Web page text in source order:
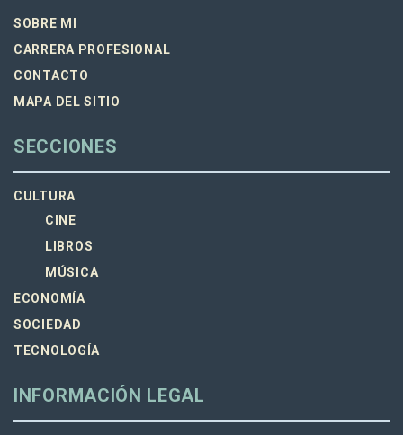
SOBRE MI
CARRERA PROFESIONAL
CONTACTO
MAPA DEL SITIO
SECCIONES
CULTURA
CINE
LIBROS
MÚSICA
ECONOMÍA
SOCIEDAD
TECNOLOGÍA
INFORMACIÓN LEGAL